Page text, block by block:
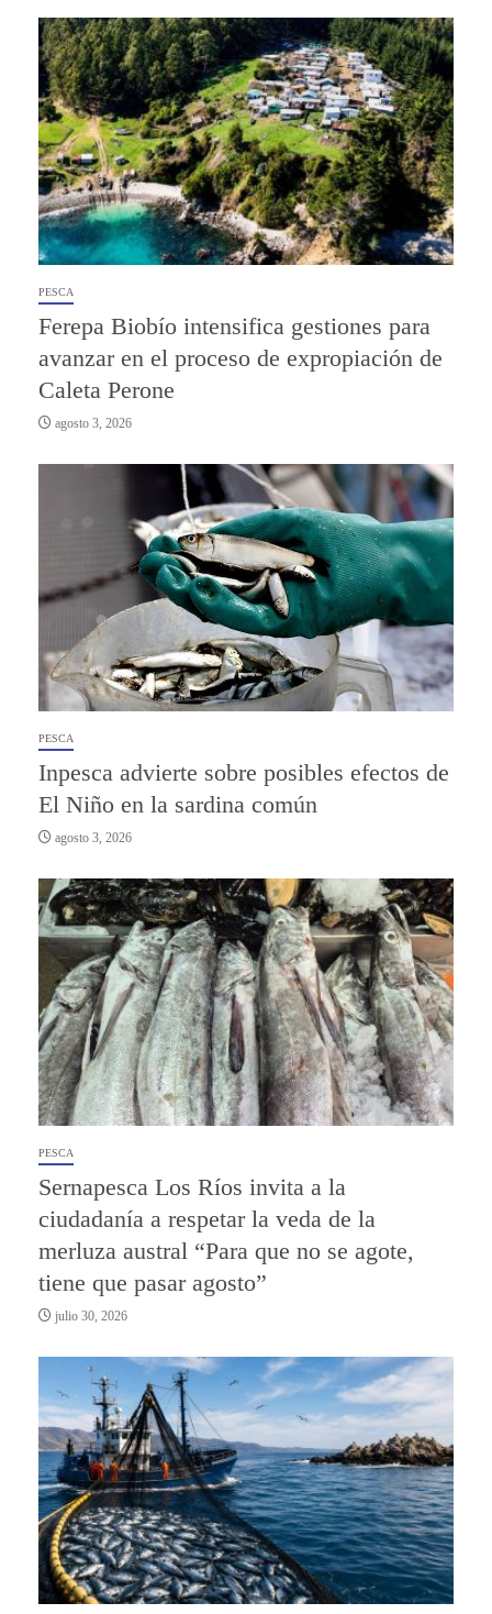
PESCA
Ferepa Biobío intensifica gestiones para
avanzar en el proceso de expropiación de
Caleta Perone
agosto 3, 2026
PESCA
Inpesca advierte sobre posibles efectos de
El Niño en la sardina común
agosto 3, 2026
PESCA
Sernapesca Los Ríos invita a la
ciudadanía a respetar la veda de la
merluza austral “Para que no se agote,
tiene que pasar agosto”
julio 30, 2026